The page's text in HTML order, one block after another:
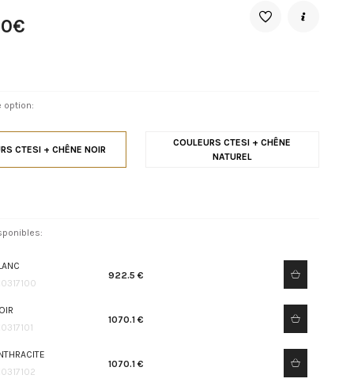
option:
CTESI + CHÊNE NOIR
COULEURS CTESI + CHÊNE
NATUREL
922.5 €
1070.1 €
1070.1 €